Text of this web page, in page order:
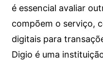
é essencial avaliar
compõem o serviço,
digitais para
Digio é uma